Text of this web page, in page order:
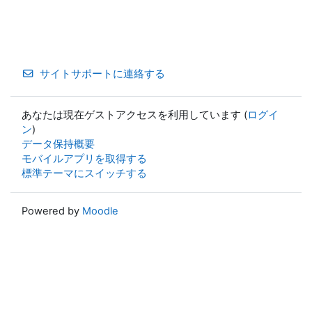
サイトサポートに連絡する
あなたは現在ゲストアクセスを利用しています (ログイ
ン)
データ保持概要
モバイルアプリを取得する
標準テーマにスイッチする
Powered by Moodle